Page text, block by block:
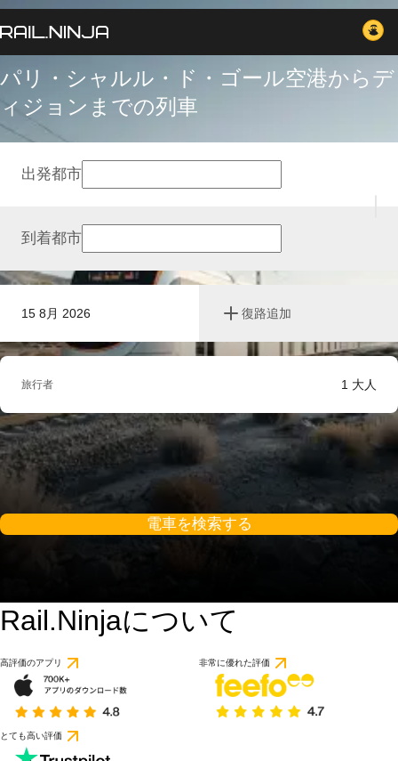
パリ・シャルル・ド・ゴール空港からデ
ィジョンまでの列車
15 8月 2026 復路追加
出発都市
到着都市
旅行者 1 大人
電車を検索する
Rail.Ninjaについて
高評価のアプリ 非常に優れた評価
とても高い評価